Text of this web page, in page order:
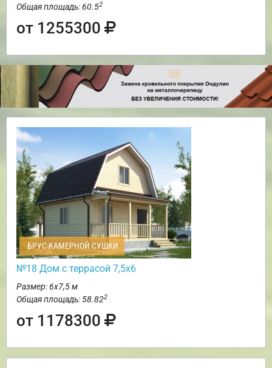
Общая площадь: 60.52
от 1255300
БРУС КАМЕРНОЙ СУШКИ
№18 Дом с террасой 7,5х6
Размер: 6х7,5 м
Общая площадь: 58.822
от 1178300